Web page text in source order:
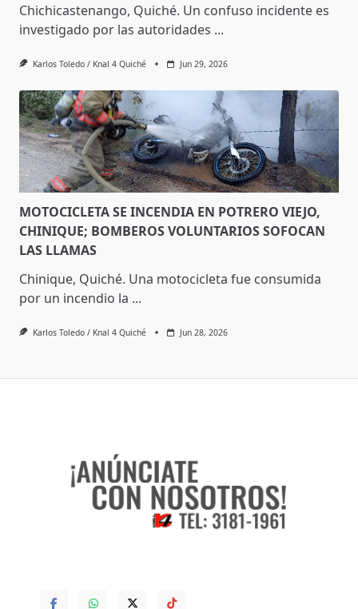
Chichicastenango, Quiché. Un confuso incidente es
investigado por las autoridades ...
Karlos Toledo / Knal 4 Quiché Jun 29, 2026
MOTOCICLETA SE INCENDIA EN POTRERO VIEJO,
CHINIQUE; BOMBEROS VOLUNTARIOS SOFOCAN
LAS LLAMAS
Chinique, Quiché. Una motocicleta fue consumida
por un incendio la ...
Karlos Toledo / Knal 4 Quiché Jun 28, 2026